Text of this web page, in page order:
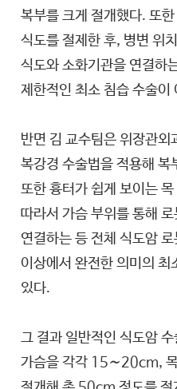
복부를 크게 절개했다. 또
식도를 절제한 후, 병변 위
식도와 소화기관을 연결하
제한적인 최소 침습 수술이
반면 김 교수팀은 위장관외
복강경 수술법을 적용해 복
또한 흉터가 쉽게 보이는
따라서 가슴 부위를 통해
연결하는 등 전체 식도암
이상에서 완전한 의미의 최
있다.
그 결과 일반적인 식도암
가슴을 각각 15∼20cm,